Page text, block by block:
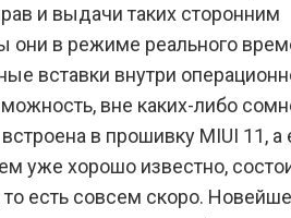
и выдачи таких сторонним
они в режиме реального
вставки внутри
вне каких-либо
в прошивку MIUI 11, а
уже хорошо известно,
то есть совсем скоро.